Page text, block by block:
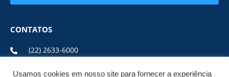
CONTATOS
(22) 2633-6000
Usamos cookies em nosso site para fornecer a experiência